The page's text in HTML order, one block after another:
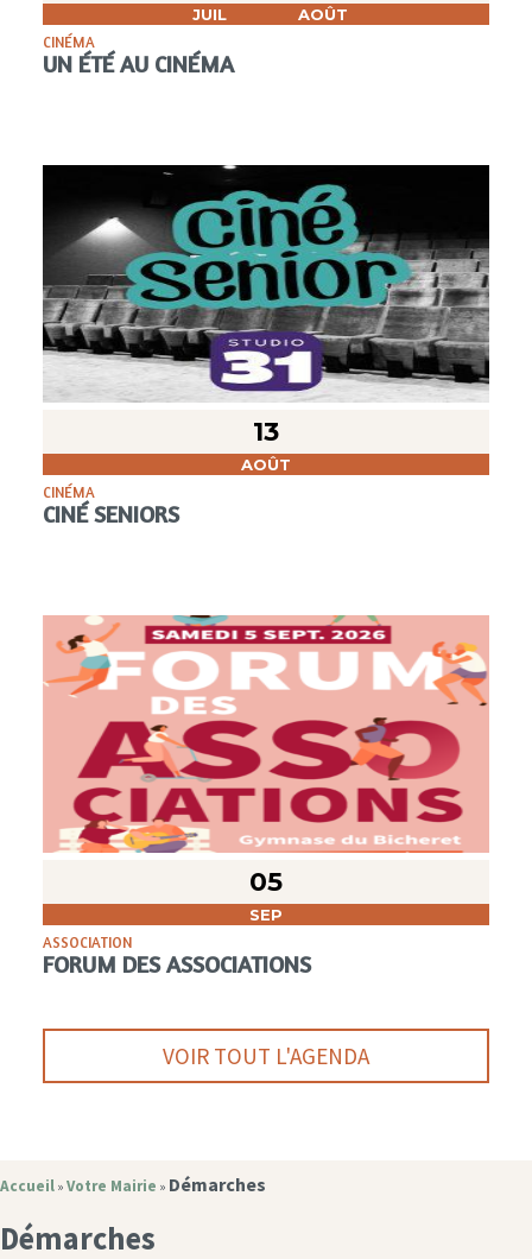
JUIL AOÛT
CINÉMA
UN ÉTÉ AU CINÉMA
13
AOÛT
CINÉMA
CINÉ SENIORS
05
SEP
ASSOCIATION
FORUM DES ASSOCIATIONS
VOIR TOUT L'AGENDA
Accueil » Votre Mairie » Démarches
Démarches